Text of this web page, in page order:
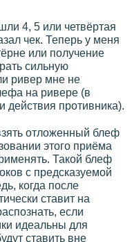
4, 5 или четвёртая
чек. Теперь у меня
или получение
сильную
ривер мне не
на ривере (в
действия противника).
отложенный блеф
этого приёма
Такой блеф
с предсказуемой
когда после
ставит на
если
идеальны для
ставить вне